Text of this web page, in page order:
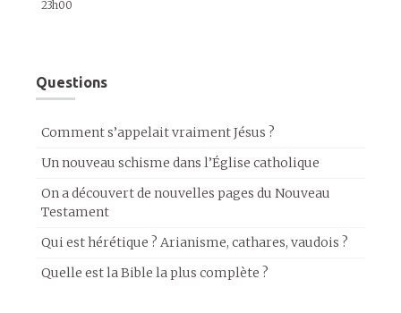
23h00
Questions
Comment s’appelait vraiment Jésus ?
Un nouveau schisme dans l’Église catholique
On a découvert de nouvelles pages du Nouveau
Testament
Qui est hérétique ? Arianisme, cathares, vaudois ?
Quelle est la Bible la plus complète ?